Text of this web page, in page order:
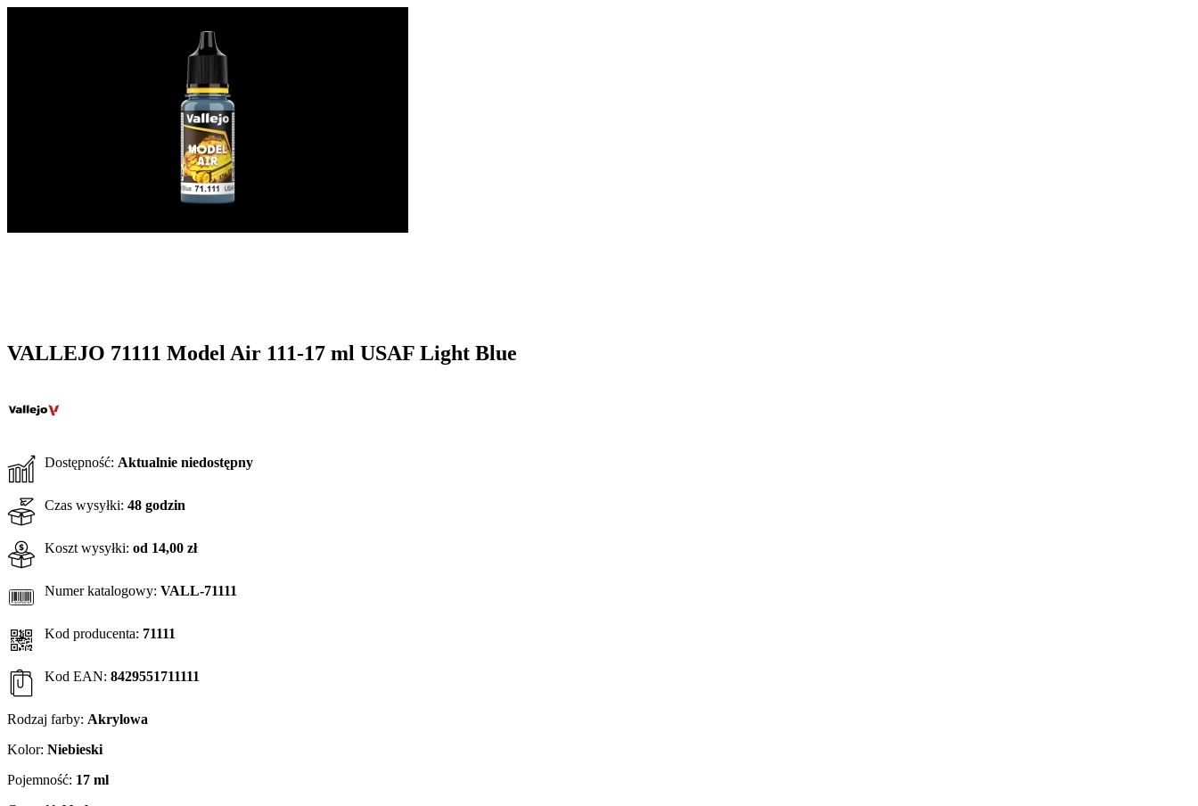
VALLEJO 71111 Model Air 111-17 ml USAF Light Blue
Dostępność: Aktualnie niedostępny
Czas wysyłki: 48 godzin
Koszt wysyłki: od 14,00 zł
Numer katalogowy: VALL-71111
Kod producenta: 71111
Kod EAN: 8429551711111
Rodzaj farby: Akrylowa
Kolor: Niebieski
Pojemność: 17 ml